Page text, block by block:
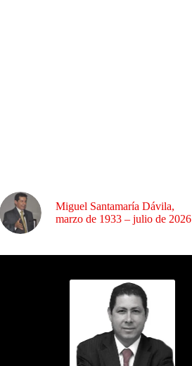
Miguel Santamaría Dávila,
marzo de 1933 – julio de 2026